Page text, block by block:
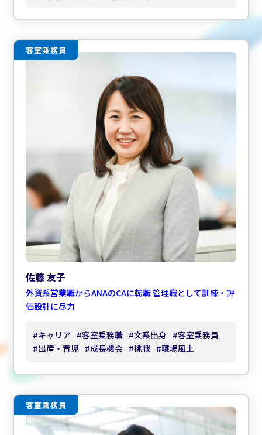
客室乗務員
佐藤 友子
外資系営業職からANAのCAに転職 管理職として訓練・評
価設計に尽力
#キャリア #客室乗務職 #文系出身 #客室乗務員
#出産・育児 #成長機会 #挑戦 #職場風土
客室乗務員